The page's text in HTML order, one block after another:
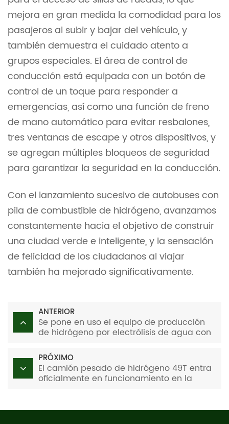
mejora en gran medida la comodidad para los
pasajeros al subir y bajar del vehículo, y
también demuestra el cuidado atento a
grupos especiales. El área de control de
conducción está equipada con un botón de
control de un toque para responder a
emergencias, así como una función de freno
de mano automático para evitar resbalones,
tres ventanas de escape y otros dispositivos, y
se agregan múltiples bloqueos de seguridad
para garantizar la seguridad en la conducción.
Con el lanzamiento sucesivo de autobuses con
pila de combustible de hidrógeno, avanzamos
constantemente hacia el objetivo de construir
una ciudad verde e inteligente, y la sensación
de felicidad de los ciudadanos al viajar
también ha mejorado significativamente.
ANTERIOR
Se pone en uso el equipo de producción
de hidrógeno por electrólisis de agua con
hidrógeno de China de 3000 Nm³/h
PRÓXIMO
El camión pesado de hidrógeno 49T entra
oficialmente en funcionamiento en la